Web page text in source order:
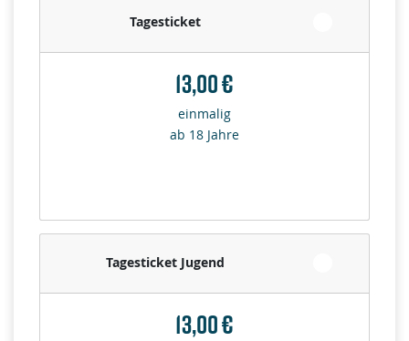
Tagesticket
13,00 €
einmalig
ab 18 Jahre
Tagesticket Jugend
13,00 €